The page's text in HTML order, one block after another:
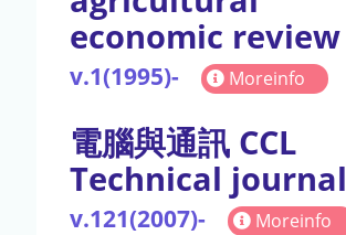
economic review
v.1(1995)- Moreinfo
電腦與通訊 CCL
Technical journal
v.121(2007)- Moreinfo